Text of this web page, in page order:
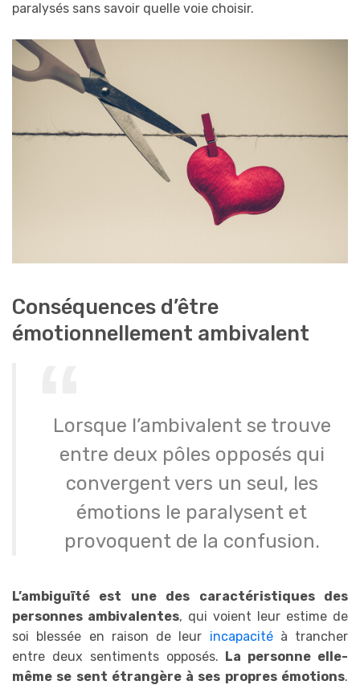
paralysés sans savoir quelle voie choisir.
Conséquences d’être
émotionnellement ambivalent
Lorsque l’ambivalent se trouve
entre deux pôles opposés qui
convergent vers un seul, les
émotions le paralysent et
provoquent de la confusion.
L’ambiguïté est une des caractéristiques des
personnes ambivalentes, qui voient leur estime de
soi blessée en raison de leur incapacitéà trancher
entre deux sentiments opposés. La personne elle-
même se sent étrangère à ses propres émotions.